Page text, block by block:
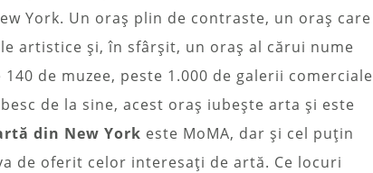
York. Un oraș plin de contraste, un oraș care
artistice și, în sfârșit, un oraș al cărui nume
de muzee, peste 1.000 de galerii comerciale
de la sine, acest oraș iubește arta și este
din New York este MoMA, dar și cel puțin
de oferit celor interesați de artă. Ce locuri